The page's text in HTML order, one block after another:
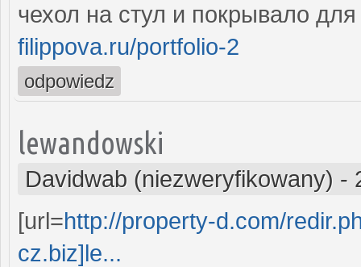
чехол на стул и покрывало
filippova.ru/portfolio-2
odpowiedz
lewandowski
Davidwab (niezweryfikowany) -
[url=http://property-d.com/
cz.biz]le...